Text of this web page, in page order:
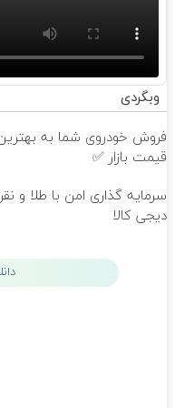
وبگردی
فروش خودروی شما به
قیمت بازار ✅
سرمایه گذاری امن با طلا و
دیجی کالا